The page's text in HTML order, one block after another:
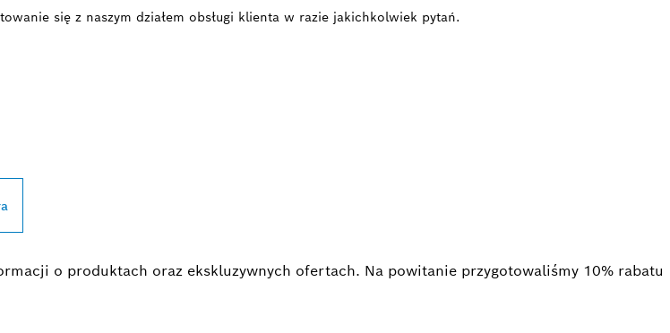
się z naszym działem obsługi klienta w razie jakichkolwiek pytań.
o produktach oraz ekskluzywnych ofertach. Na powitanie przygotowaliśmy 10% rabatu